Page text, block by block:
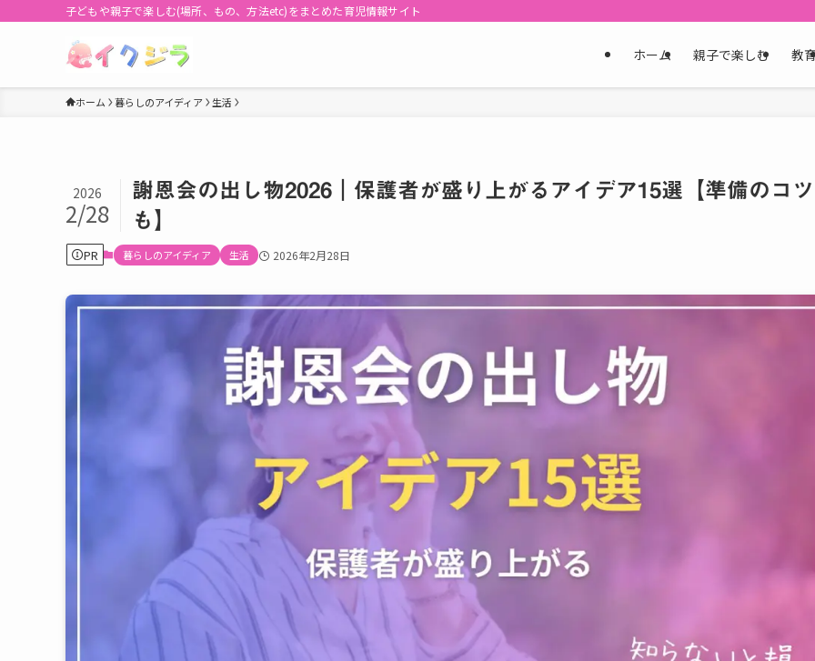
子どもや親子で楽しむ(場所、もの、方法etc)をまとめた育児情報サイト
ホーム 親子で楽しむ 教
ホーム 暮らしのアイディア 生活
謝恩会の出し物2026｜保護者が盛り上がるアイデア15選【準備のコツ
も】
2026
2/28
PR 暮らしのアイディア 生活 2026年2月28日